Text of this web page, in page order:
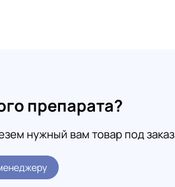
препарата?
нужный вам товар под заказ